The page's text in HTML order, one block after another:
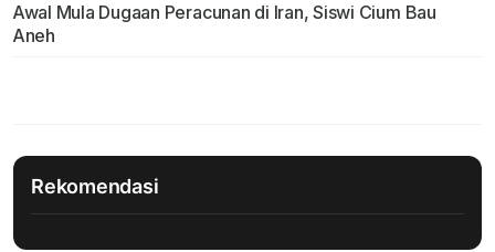
Awal Mula Dugaan Peracunan di Iran, Siswi Cium Bau
Aneh
Rekomendasi